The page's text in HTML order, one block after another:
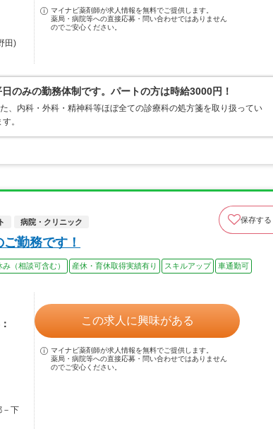
田)
マイナビ薬剤師が求人情報を無料でご提供します。
薬局・病院等への直接応募・問い合わせではありません
のでご安心ください。
のみの勤務体制です。パートの方は時給3000円！
、内科・外科・精神科等ほぼ全ての診療科の処方箋を取り扱ってい
。
病院・クリニック 保存する
勤務です！
み（相談可含む） 産休・育休取得実績有り スキルアップ
車通勤可
－下
この求人に興味がある
マイナビ薬剤師が求人情報を無料でご提供します。
薬局・病院等への直接応募・問い合わせではありません
のでご安心ください。